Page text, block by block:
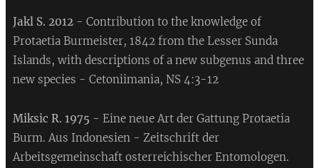
Jakl S. 2012 - Contribution to the knowledge of
Protaetia Burmeister, 1842 from the Lesser Sunda
Islands, with descriptions of a new subgenus and three
new species - Cetoniimania, NS 4:3-12
Miksic R. 1975 - Eine neue Art der Gattung Protaetia
Burm. Aus Indonesien - Zeitschrift der
Arbeitsgemeinschaft osterreichischer Entomologen.